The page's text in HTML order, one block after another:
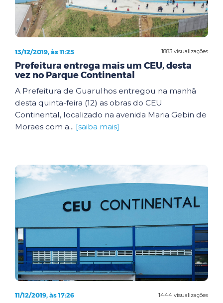
1883 visualizações
13/12/2019, às 11:25
Prefeitura entrega mais um CEU, desta
vez no Parque Continental
A Prefeitura de Guarulhos entregou na manhã
desta quinta-feira (12) as obras do CEU
Continental, localizado na avenida Maria Gebin de
Moraes com a... [saiba mais]
1444 visualizações
11/12/2019, às 17:26